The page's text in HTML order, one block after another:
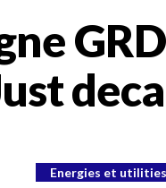
Energies et utilities